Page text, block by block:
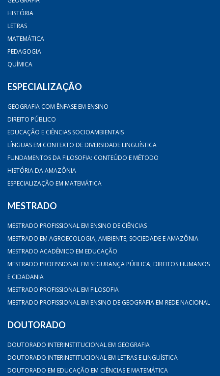
HISTÓRIA
LETRAS
MATEMÁTICA
PEDAGOGIA
QUÍMICA
ESPECIALIZAÇÃO
GEOGRAFIA COM ÊNFASE EM ENSINO
DIREITO PÚBLICO
EDUCAÇÃO E CIÊNCIAS SOCIOAMBIENTAIS
LÍNGUAS EM CONTEXTO DE DIVERSIDADE LINGUÍSTICA
FUNDAMENTOS DA FILOSOFIA: CONTEÚDO E MÉTODO
HISTÓRIA DA AMAZÔNIA
ESPECIALIZAÇÃO EM MATEMÁTICA
MESTRADO
MESTRADO PROFISSIONAL EM ENSINO DE CIÊNCIAS
MESTRADO EM AGROECOLOGIA, AMBIENTE, SOCIEDADE E AMAZÔNIA
MESTRADO ACADÊMICO EM EDUCAÇÃO
MESTRADO PROFISSIONAL EM SEGURANÇA PÚBLICA, DIREITOS HUMANOS
E CIDADANIA
MESTRADO PROFISSIONAL EM FILOSOFIA
MESTRADO PROFISSIONAL EM ENSINO DE GEOGRAFIA EM REDE NACIONAL
DOUTORADO
DOUTORADO INTERINSTITUCIONAL EM GEOGRAFIA
DOUTORADO INTERINSTITUCIONAL EM LETRAS E LINGUÍSTICA
DOUTORADO EM EDUCAÇÃO EM CIÊNCIAS E MATEMÁTICA